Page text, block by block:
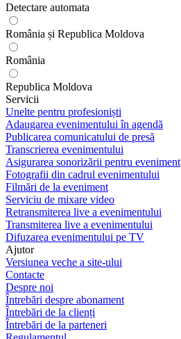
Detectare automata
România și Republica Moldova
România
Republica Moldova
Servicii
Unelte pentru profesioniști
Adaugarea evenimentului în agendă
Publicarea comunicatului de presă
Transcrierea evenimentului
Asigurarea sonorizării pentru eveniment
Fotografii din cadrul evenimentului
Filmări de la eveniment
Serviciu de mixare video
Retransmiterea live a evenimentului
Transmiterea live a evenimentului
Difuzarea evenimentului pe TV
Ajutor
Versiunea veche a site-ului
Contacte
Despre noi
Întrebări despre abonament
Întrebări de la clienți
Întrebări de la parteneri